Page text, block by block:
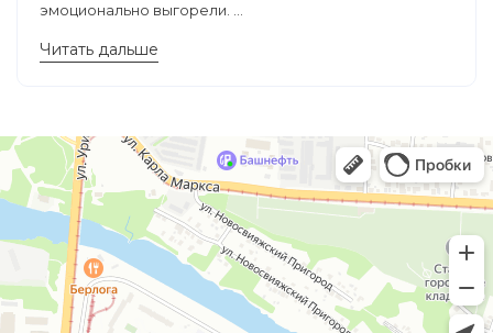
эмоционально выгорели. ...
Читать дальше